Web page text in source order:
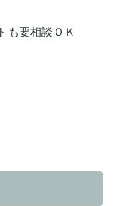
も要相談ＯＫ